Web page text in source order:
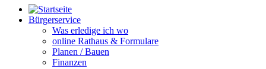
Bürgerservice
Was erledige ich wo
online Rathaus & Formulare
Planen / Bauen
Finanzen